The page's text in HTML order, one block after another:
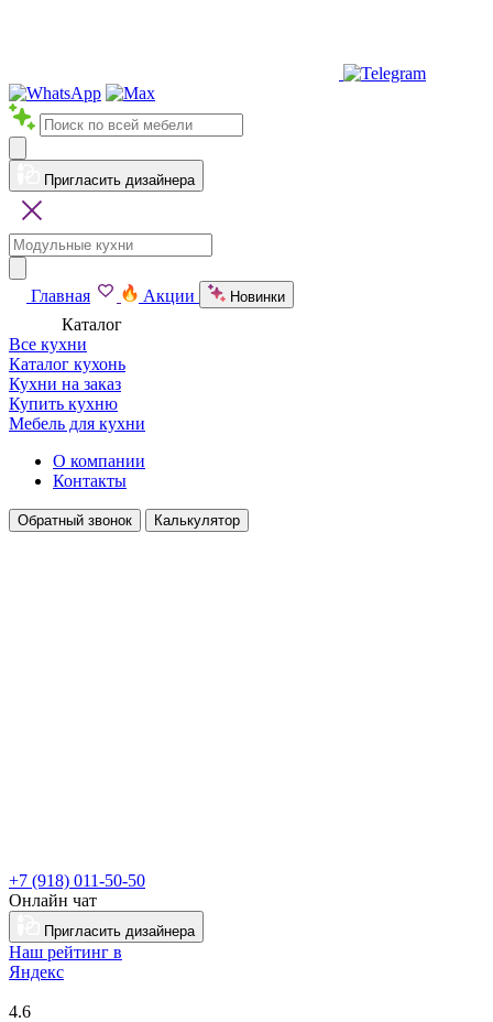
Пригласить дизайнера
Главная Акции Новинки
Каталог
Все кухни
Каталог кухонь
Кухни на заказ
Купить кухню
Мебель для кухни
О компании
Контакты
Обратный звонок Калькулятор
+7 (918) 011-50-50
Онлайн чат
Пригласить дизайнера
Наш рейтинг в
Яндекс
4.6